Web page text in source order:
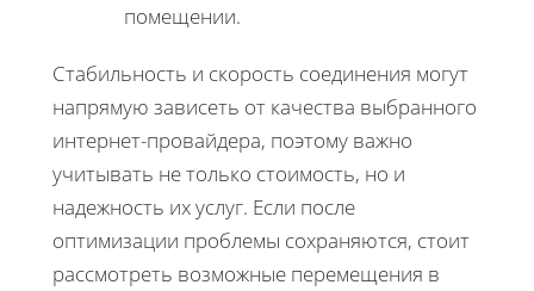
помещении.
Стабильность и скорость соединения могут
напрямую зависеть от качества выбранного
интернет-провайдера, поэтому важно
учитывать не только стоимость, но и
надежность их услуг. Если после
оптимизации проблемы сохраняются, стоит
рассмотреть возможные перемещения в